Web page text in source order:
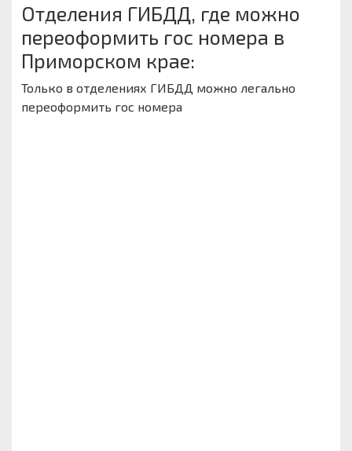
Отделения ГИБДД, где можно
переоформить гос номера в
Приморском крае:
Только в отделениях ГИБДД можно легально
переоформить гос номера